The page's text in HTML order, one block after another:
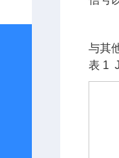
与其
表 1